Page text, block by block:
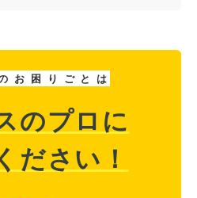
お 困 り ご と は
のプロに
ださい！